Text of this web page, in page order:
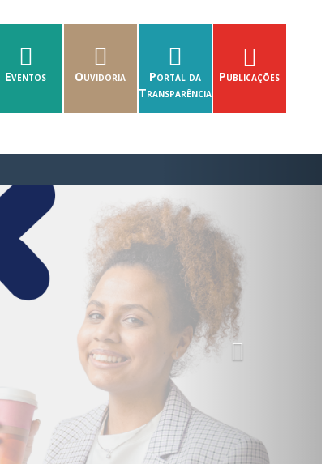
Eventos Ouvidoria
Portal da
Transparência
Publicações